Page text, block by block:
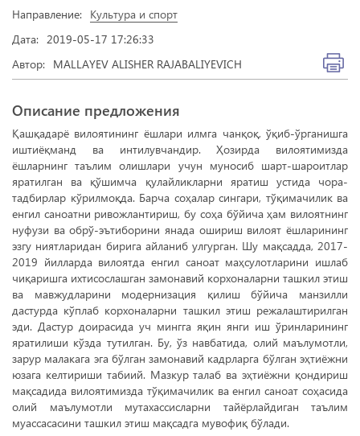
Направление: Культура и спорт
Дата: 2019-05-17 17:26:33
Автор: MALLAYEV ALISHER RAJABALIYEVICH
Описание предложения
Қашқадарё вилоятининг ёшлари илмга чанқоқ, ўқиб-ўрганишга
иштиёқманд ва интилувчандир. Ҳозирда вилоятимизда
ёшларнинг таълим олишлари учун муносиб шарт-шароитлар
яратилган ва қўшимча қулайликларни яратиш устида чора-
тадбирлар кўрилмоқда. Барча соҳалар сингари, тўқимачилик ва
енгил саноатни ривожлантириш, бу соҳа бўйича ҳам вилоятнинг
нуфузи ва обрў-эътиборини янада ошириш вилоят ёшларининг
эзгу ниятларидан бирига айланиб улгурган. Шу мақсадда, 2017-
2019 йилларда вилоятда енгил саноат маҳсулотларини ишлаб
чиқаришга ихтисослашган замонавий корхоналарни ташкил этиш
ва мавжудларини модернизация қилиш бўйича манзилли
дастурда кўплаб корхоналарни ташкил этиш режалаштирилган
эди. Дастур доирасида уч мингга яқин янги иш ўринларининг
яратилиши кўзда тутилган. Бу, ўз навбатида, олий маълумотли,
зарур малакага эга бўлган замонавий кадрларга бўлган эҳтиёжни
юзага келтириши табиий. Мазкур талаб ва эҳтиёжни қондириш
мақсадида вилоятимизда тўқимачилик ва енгил саноат соҳасида
олий маълумотли мутахассисларни тайёрлайдиган таълим
муассасасини ташкил этиш мақсадга мувофиқ бўлади.